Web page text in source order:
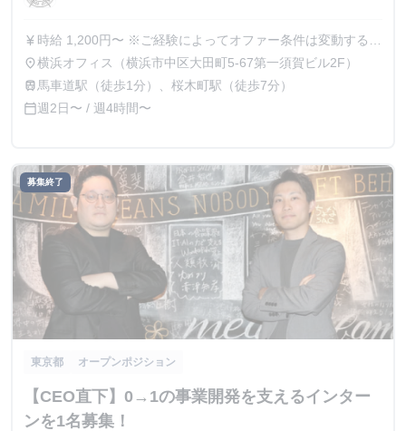
currency_yen 時給 1,200円〜 ※ご経験によってオファー条件は変動する可
能性がございます。 ※金額によっては、業務委託契約での
採用となる場合もございます。
place横浜オフィス（横浜市中区大田町5-67第一須賀ビル2F）
train 馬車道駅（徒歩1分）、桜木町駅（徒歩7分）
calendar_today週2日〜 / 週4時間〜
募集終了
東京都 オープンポジション
【CEO直下】0→1の事業開発を支えるインター
ンを1名募集！